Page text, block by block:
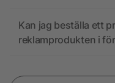
Kan jag beställa ett
reklamprodukten i